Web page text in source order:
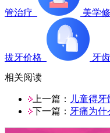
管治疗 美学
拔牙价格
牙
相关阅读
上一篇：
儿童得牙
下一篇： 牙痛为什